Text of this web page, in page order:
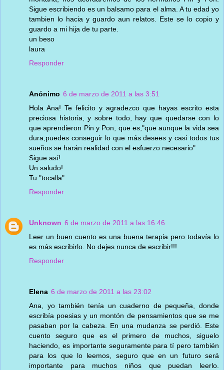
Sigue escribiendo es un balsamo para el alma. A tu edad yo
tambien lo hacia y guardo aun relatos. Este se lo copio y
guardo a mi hija de tu parte.
un beso
laura
Responder
Anónimo 6 de marzo de 2011 a las 3:51
Hola Ana! Te felicito y agradezco que hayas escrito esta
preciosa historia, y sobre todo, hay que quedarse con lo
que aprendieron Pin y Pon, que es,"que aunque la vida sea
dura,puedes conseguir lo que más desees y casi todos tus
sueños se harán realidad con el esfuerzo necesario"
Sigue así!
Un saludo!
Tu "tocalla"
Responder
Unknown 6 de marzo de 2011 a las 16:46
Leer un buen cuento es una buena terapia pero todavía lo
es más escribirlo. No dejes nunca de escribir!!!
Responder
Elena 6 de marzo de 2011 a las 23:02
Ana, yo también tenía un cuaderno de pequeña, donde
escribía poesias y un montón de pensamientos que se me
pasaban por la cabeza. En una mudanza se perdió. Este
cuento seguro que es el primero de muchos, siguelo
haciendo, es importante seguramente para tí pero también
para los que lo leemos, seguro que en un futuro será
importante para muchos niños que puedan leerlo.